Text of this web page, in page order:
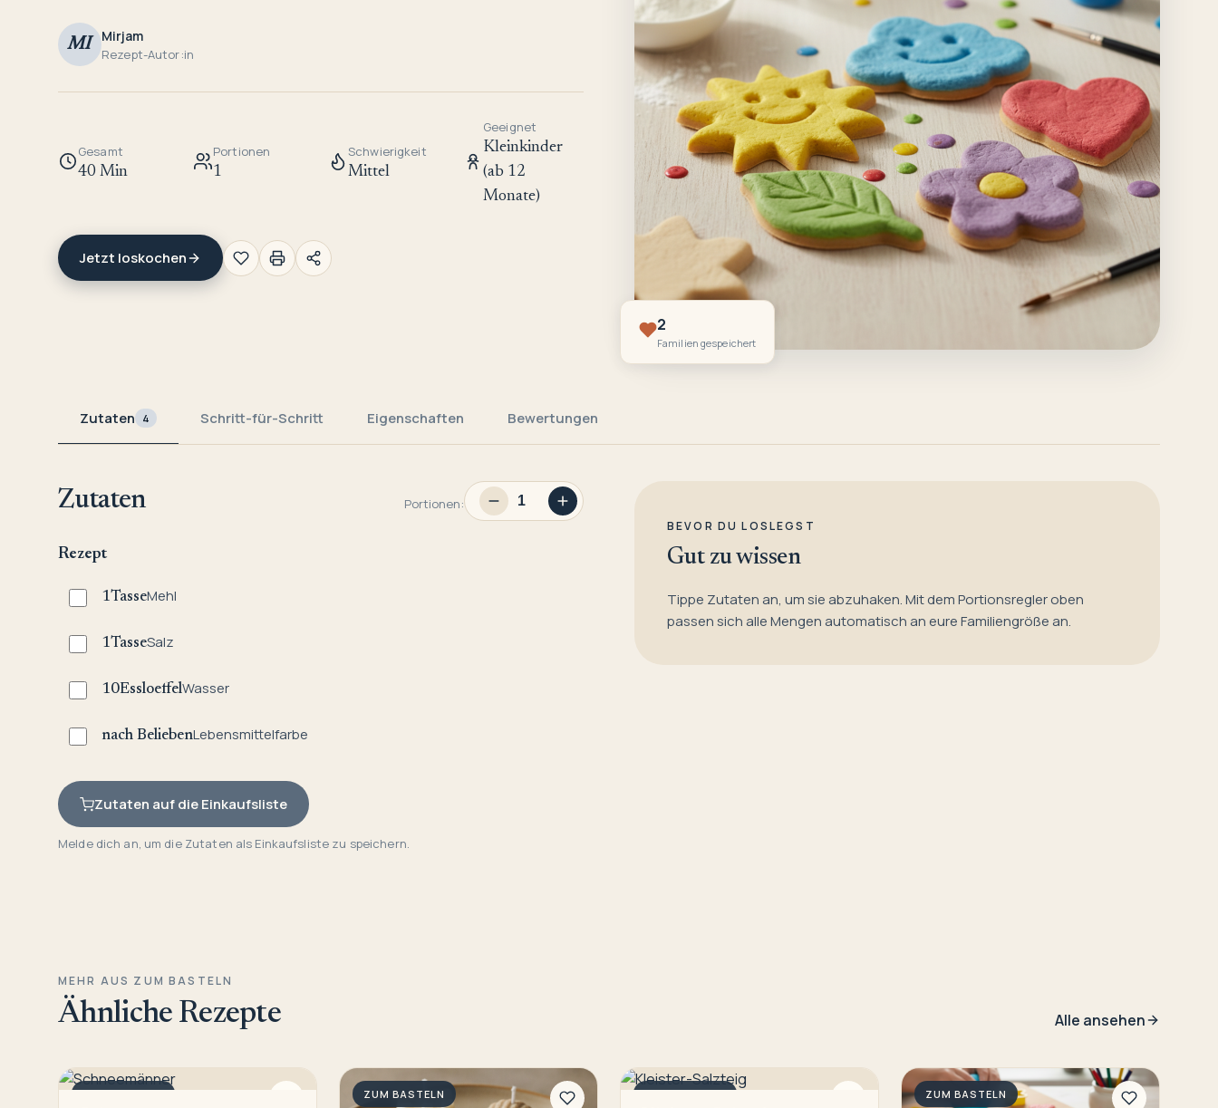
MI Mirjam
Rezept-Autor:in
Gesamt
40 Min
Portionen
1
Schwierigkeit
Mittel
Geeignet
Kleinkinder
(ab 12
Monate)
Jetzt loskochen
2
Familien gespeichert
Zutaten 4 Schritt-für-Schritt Eigenschaften Bewertungen
Zutaten Portionen:
Rezept
1TasseMehl
1TasseSalz
10EssloeffelWasser
nach BeliebenLebensmittelfarbe
Zutaten auf die Einkaufsliste
Melde dich an, um die Zutaten als Einkaufsliste zu speichern.
BEVOR DU LOSLEGST
Gut zu wissen
Tippe Zutaten an, um sie abzuhaken. Mit dem Portionsregler oben
passen sich alle Mengen automatisch an eure Familiengröße an.
MEHR AUS ZUM BASTELN
Ähnliche Rezepte Alle ansehen
ZUM BASTELN ZUM BASTELN ZUM BASTELN ZUM BASTELN